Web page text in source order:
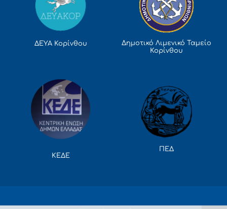
ΔΕΥΑ Κορίνθου
Δημοτικό Λιμενικό Ταμείο
Κορίνθου
ΚΕΔΕ
ΠΕΔ